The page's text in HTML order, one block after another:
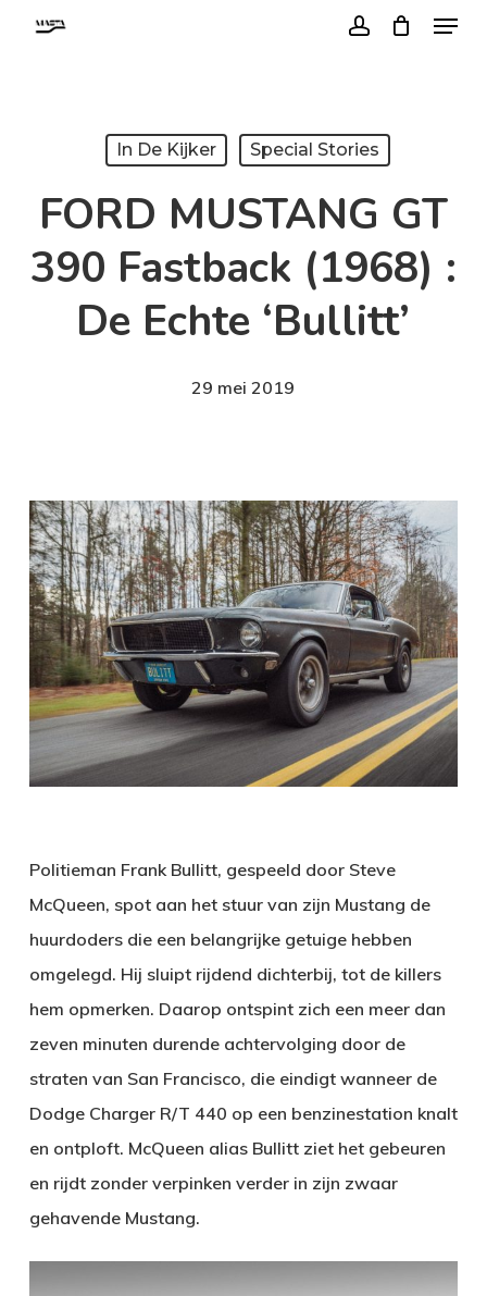
Menu
In De Kijker Special Stories
FORD MUSTANG GT
390 Fastback (1968) :
De Echte ‘Bullitt’
29 mei 2019
Politieman Frank Bullitt, gespeeld door Steve
McQueen, spot aan het stuur van zijn Mustang de
huurdoders die een belangrijke getuige hebben
omgelegd. Hij sluipt rijdend dichterbij, tot de killers
hem opmerken. Daarop ontspint zich een meer dan
zeven minuten durende achtervolging door de
straten van San Francisco, die eindigt wanneer de
Dodge Charger R/T 440 op een benzinestation knalt
en ontploft. McQueen alias Bullitt ziet het gebeuren
en rijdt zonder verpinken verder in zijn zwaar
gehavende Mustang.